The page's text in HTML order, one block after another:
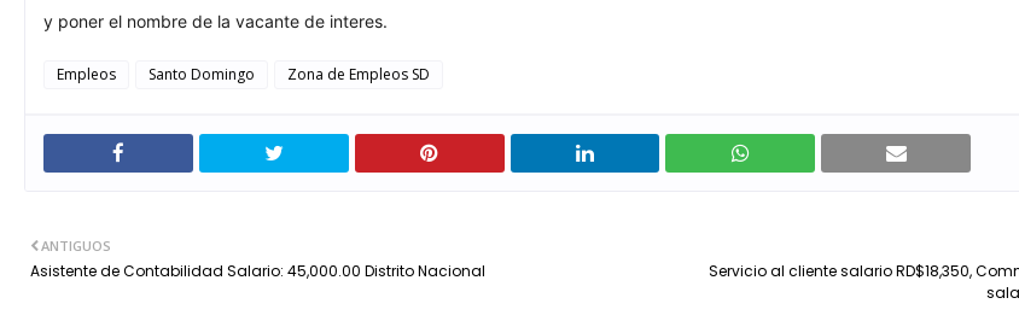
y poner el nombre de la vacante de interes.
Empleos Santo Domingo Zona de Empleos SD
Servicio al cliente salario RD$18,350,
ANTIGUOS
Asistente de Contabilidad Salario: 45,000.00 Distrito Nacional